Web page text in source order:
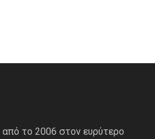
από το 2006 στον ευρύτερο